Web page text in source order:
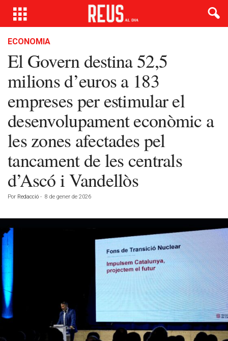
ECONOMIA
El Govern destina 52,5
milions d’euros a 183
empreses per estimular el
desenvolupament econòmic a
les zones afectades pel
tancament de les centrals
d’Ascó i Vandellòs
Por Redacció - 8 de gener de 2026